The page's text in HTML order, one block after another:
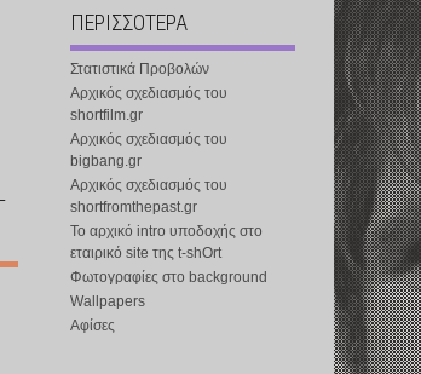
ΠΕΡΙΣΣΟΤΕΡΑ
Στατιστικά Προβολών
Αρχικός σχεδιασμός του
shortfilm.gr
Αρχικός σχεδιασμός του
bigbang.gr
Αρχικός σχεδιασμός του
shortfromthepast.gr
Το αρχικό intro υποδοχής στο
εταιρικό site της t-shOrt
Φωτογραφίες στο background
Wallpapers
Αφίσες